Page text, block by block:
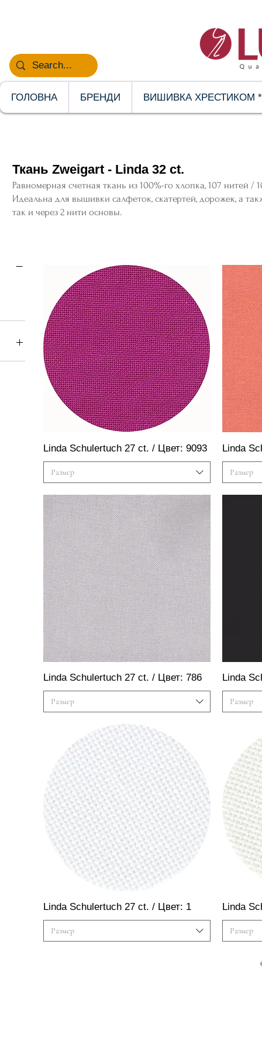
НОВИНКИ
ГОЛОВНА БРЕНДИ ВИШИВКА ХРЕСТИКОМ *
Ткань Zweigart - Linda 32 ct.
Равномерная счетная ткань из 100%-го хлопка, 107 нитей /
Идеальна для вышивки салфеток, скатертей, дорожек, а
так и через 2 нити основы.
Быстрый просмотр
Linda Schulertuch 27 ct. / Цвет: 9093
Размер
Linda
Размер
Быстрый просмотр
Linda Schulertuch 27 ct. / Цвет: 786
Размер
Linda
Размер
Быстрый просмотр
Linda Schulertuch 27 ct. / Цвет: 1
Размер
Linda
Размер